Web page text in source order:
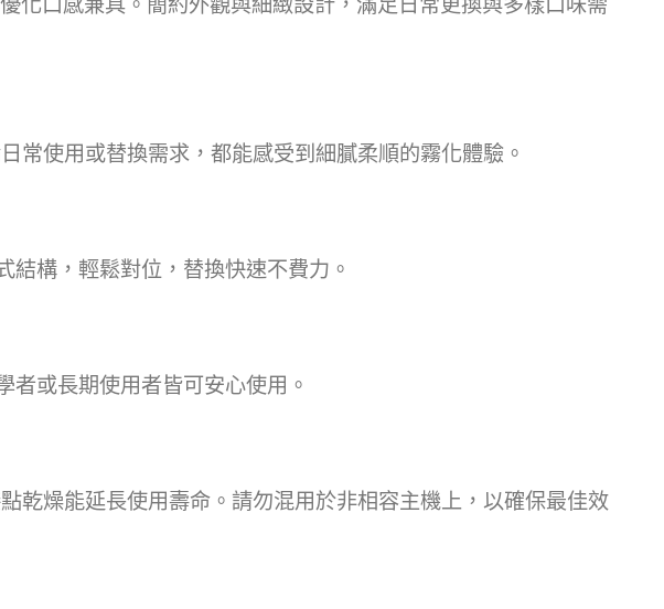
常使用或替換需求，都能感受到細膩柔順的霧化體驗。
構，輕鬆對位，替換快速不費力。
或長期使用者皆可安心使用。
乾燥能延長使用壽命。請勿混用於非相容主機上，以確保最佳效